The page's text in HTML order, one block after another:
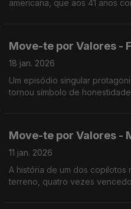
americana, que aos 41 anos
Move-te por Valores -
18 jan. 2026
Um episódio singular
tornou símbolo de
Move-te por Valores -
11 jan. 2026
A história de um dos
terreno, quatro vezes